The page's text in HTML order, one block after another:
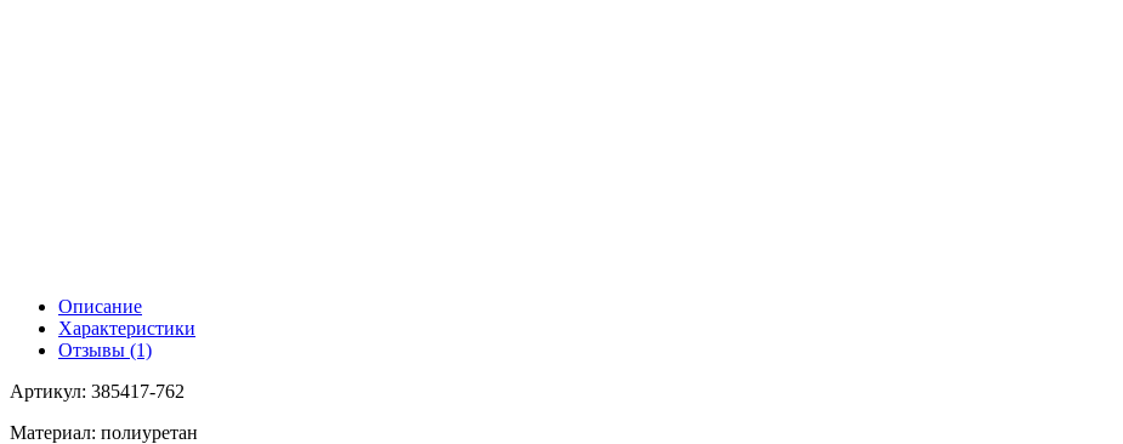
Описание
Характеристики
Отзывы (1)
Артикул: 385417-762
Материал: полиуретан